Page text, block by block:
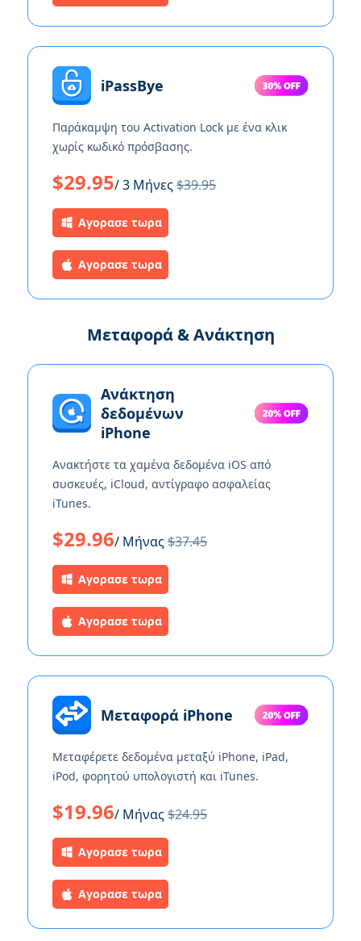
iPassBye
Παράκαμψη του Activation Lock με ένα κλικ
χωρίς κωδικό πρόσβασης.
$29.95/ 3 Μήνες$39.95
Αγορασε τωρα
Αγορασε τωρα
Μεταφορά & Ανάκτηση
Ανάκτηση
δεδομένων
iPhone
Ανακτήστε τα χαμένα δεδομένα iOS από
συσκευές, iCloud, αντίγραφο ασφαλείας
iTunes.
$29.96/ Μήνας$37.45
Αγορασε τωρα
Αγορασε τωρα
Μεταφορά iPhone
Μεταφέρετε δεδομένα μεταξύ iPhone, iPad,
iPod, φορητού υπολογιστή και iTunes.
$19.96/ Μήνας$24.95
Αγορασε τωρα
Αγορασε τωρα